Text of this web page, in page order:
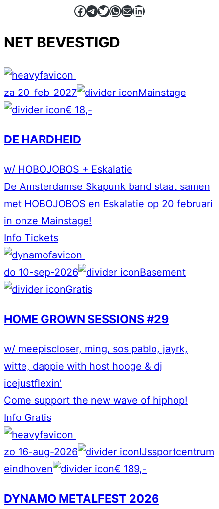
Facebook
Telegram
Twitter
WhatsApp
E-mailLinkedIn
NET BEVESTIGD
za 20-feb-2027
Mainstage
€ 18,-
DE HARDHEID
w/ HOBOJOBOS + Eskalatie
De Amsterdamse Skapunk band staat samen
met HOBOJOBOS en Eskalatie op 20 februari
in onze Mainstage!
Info Tickets
do 10-sep-2026
Basement
Gratis
HOME GROWN SESSIONS #29
w/ meepiscloser, ming, sos pablo, jayrk,
witte, dappie with host hooge & dj
icejustflexin’
Come support the new wave of hiphop!
Info Gratis
zo 16-aug-2026
IJssportcentrum
eindhoven
€ 189,-
DYNAMO METALFEST 2026